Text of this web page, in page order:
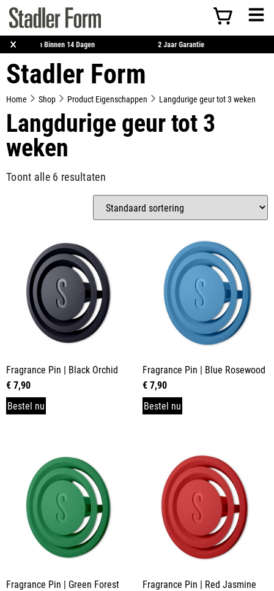
× Retourneren Binnen 14 Dagen 2 Jaar Garantie
Stadler Form
Home Shop Product Eigenschappen Langdurige geur tot 3 weken
Langdurige geur tot 3
weken
Toont alle 6 resultaten
Fragrance Pin | Black Orchid
€7,90
Bestel nu
Fragrance Pin | Blue Rosewood
€7,90
Bestel nu
Fragrance Pin | Green Forest
Fragrance Pin | Red Jasmine